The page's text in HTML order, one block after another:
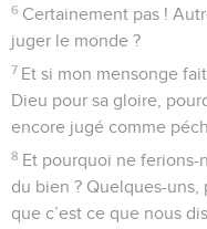
6 Certainement pas !
juger le monde ?
7 Et si mon mensonge
Dieu pour sa gloire,
encore jugé comme
8 Et pourquoi ne ferions-
du bien ? Quelques-
que c’est ce que nous